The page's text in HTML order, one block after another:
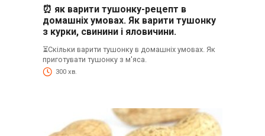
⏰ як варити тушонку-рецепт в
домашніх умовах. Як варити тушонку
з курки, свинини і яловичини.
⏳Скільки варити тушонку в домашніх умовах. Як
приготувати тушонку з м'яса.
300 хв.